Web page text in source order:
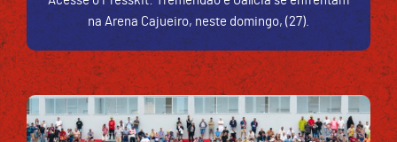
na Arena Cajueiro, neste domingo, (27).